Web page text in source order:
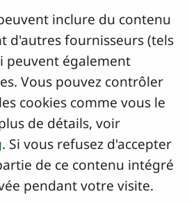
inclure du contenu
d'autres fournisseurs (tels
peuvent également
Vous pouvez contrôler
cookies comme vous le
de détails, voir
. Si vous refusez d'accepter
de ce contenu intégré
pendant votre visite.